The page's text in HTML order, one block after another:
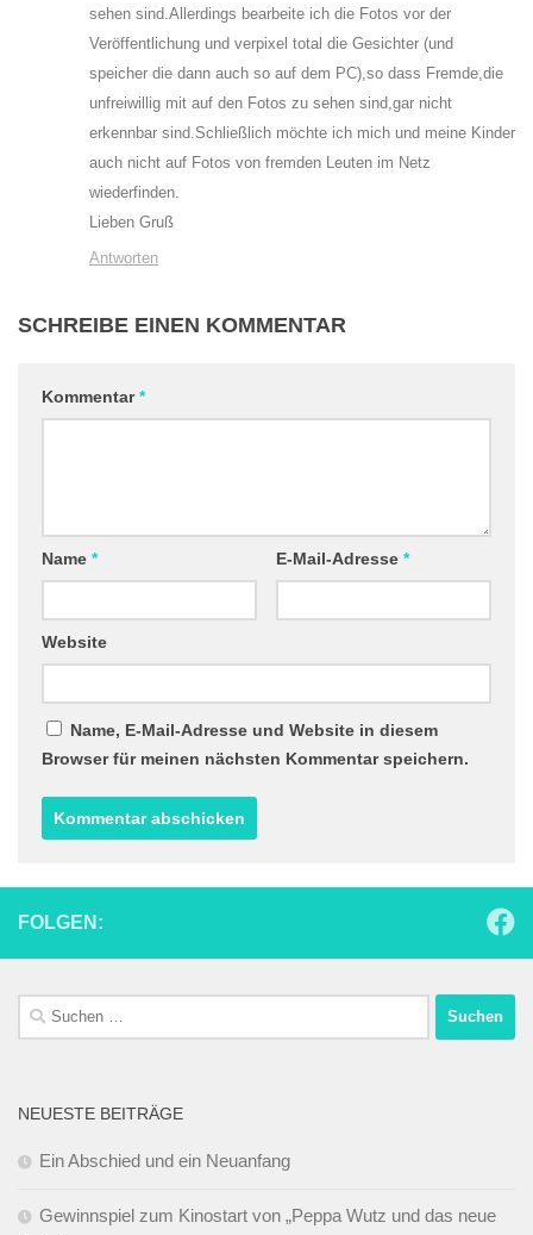
sehen sind.Allerdings bearbeite ich die Fotos vor der
Veröffentlichung und verpixel total die Gesichter (und
speicher die dann auch so auf dem PC),so dass Fremde,die
unfreiwillig mit auf den Fotos zu sehen sind,gar nicht
erkennbar sind.Schließlich möchte ich mich und meine Kinder
auch nicht auf Fotos von fremden Leuten im Netz
wiederfinden.
Lieben Gruß
Antworten
SCHREIBE EINEN KOMMENTAR
Kommentar*
Name * E-Mail-Adresse *
Website
Name, E-Mail-Adresse und Website in diesem
Browser für meinen nächsten Kommentar speichern.
FOLGEN:
Suchen
nach:
NEUESTE BEITRÄGE
Ein Abschied und ein Neuanfang
Gewinnspiel zum Kinostart von „Peppa Wutz und das neue